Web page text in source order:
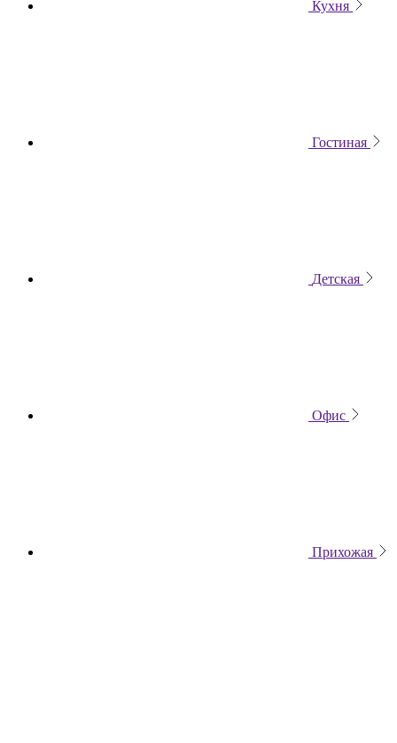
Кухня
Гостиная
Детская
Офис
Прихожая